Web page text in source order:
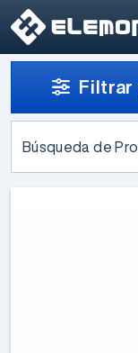
Filtrar
Búsqueda de